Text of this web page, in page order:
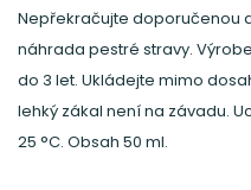
Nepřekračujte doporučenou
náhrada pestré stravy.
do 3 let. Ukládejte mimo
lehký zákal není na závadu.
25 °C. Obsah 50 ml.